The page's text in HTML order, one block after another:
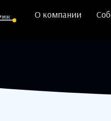
О компании